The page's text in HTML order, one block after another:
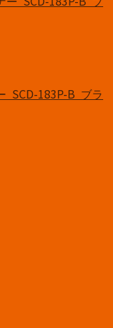
SCD-183P-B ブラ